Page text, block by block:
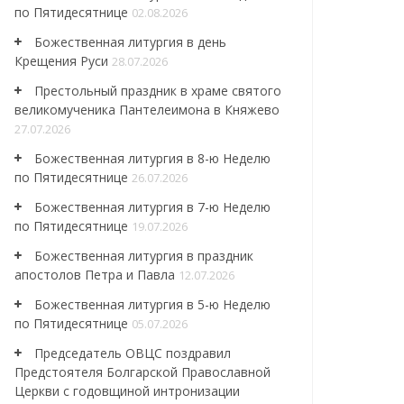
по Пятидесятнице 02.08.2026
Божественная литургия в день
Крещения Руси 28.07.2026
Престольный праздник в храме святого
великомученика Пантелеимона в Княжево
27.07.2026
Божественная литургия в 8-ю Неделю
по Пятидесятнице 26.07.2026
Божественная литургия в 7-ю Неделю
по Пятидесятнице 19.07.2026
Божественная литургия в праздник
апостолов Петра и Павла 12.07.2026
Божественная литургия в 5-ю Неделю
по Пятидесятнице 05.07.2026
Председатель ОВЦС поздравил
Предстоятеля Болгарской Православной
Церкви с годовщиной интронизации